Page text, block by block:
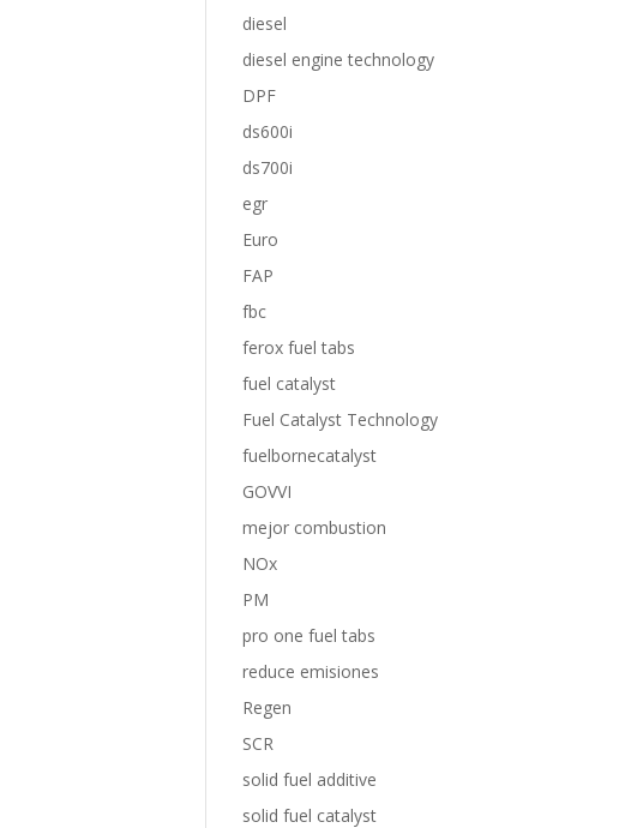
diesel
diesel engine technology
DPF
ds600i
ds700i
egr
Euro
FAP
fbc
ferox fuel tabs
fuel catalyst
Fuel Catalyst Technology
fuelbornecatalyst
GOVVI
mejor combustion
NOx
PM
pro one fuel tabs
reduce emisiones
Regen
SCR
solid fuel additive
solid fuel catalyst